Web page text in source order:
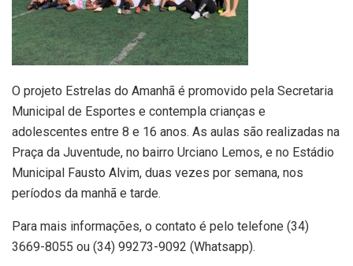
O projeto Estrelas do Amanhã é promovido pela Secretaria
Municipal de Esportes e contempla crianças e
adolescentes entre 8 e 16 anos. As aulas são realizadas na
Praça da Juventude, no bairro Urciano Lemos, e no Estádio
Municipal Fausto Alvim, duas vezes por semana, nos
períodos da manhã e tarde.
Para mais informações, o contato é pelo telefone (34)
3669-8055 ou (34) 99273-9092 (Whatsapp).